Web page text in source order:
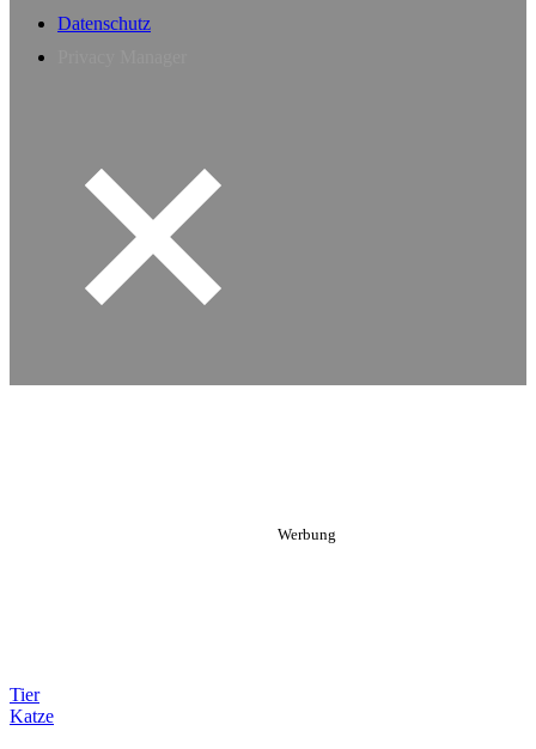
Datenschutz
Tier
Katze